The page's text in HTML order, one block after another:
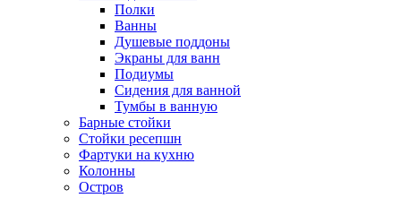
Полки
Ванны
Душевые поддоны
Экраны для ванн
Подиумы
Сидения для ванной
Тумбы в ванную
Барные стойки
Стойки ресепшн
Фартуки на кухню
Колонны
Остров